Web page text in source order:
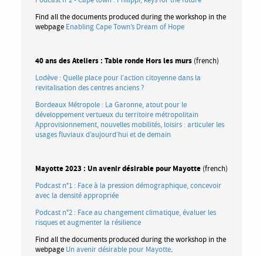
Find all the documents produced during the workshop in the
webpage Enabling Cape Town’s Dream of Hope
40 ans des Ateliers : Table ronde Hors les murs (french)
Lodève : Quelle place pour l'action citoyenne dans la
revitalisation des centres anciens ?
Bordeaux Métropole : La Garonne, atout pour le
développement vertueux du territoire métropolitain
Approvisionnement, nouvelles mobilités, loisirs : articuler les
usages fluviaux d’aujourd’hui et de demain
Mayotte 2023 : Un avenir désirable pour Mayotte (french)
Podcast n°1 : Face à la pression démographique, concevoir
avec la densité appropriée
Podcast n°2 : Face au changement climatique, évaluer les
risques et augmenter la résilience
Find all the documents produced during the workshop in the
webpage Un avenir désirable pour Mayotte.